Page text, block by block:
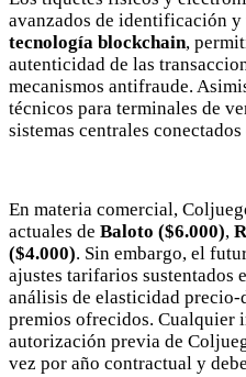
avanzados de identificación
tecnología blockchain,
autenticidad de las
mecanismos antifraude.
técnicos para terminales de
sistemas centrales
En materia comercial,
actuales de Baloto ($6.000),
($4.000). Sin embargo, el
ajustes tarifarios sustentados
análisis de elasticidad precio-
premios ofrecidos. Cualquier
autorización previa de
vez por año contractual y